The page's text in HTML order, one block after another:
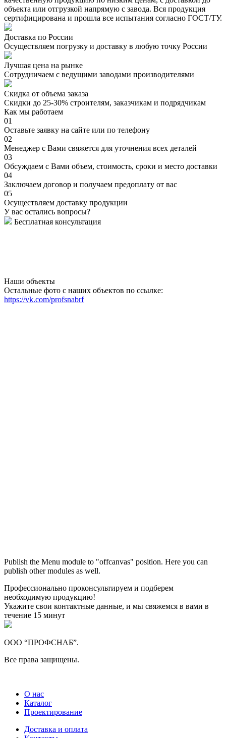
объекта или отгрузкой напрямую с завода. Вся продукция
сертифицирована и прошла все испытания согласно ГОСТ/ТУ.
Доставка по России
Осуществляем погрузку и доставку в любую точку России
Лучшая цена на рынке
Сотрудничаем с ведущими заводами производителями
Скидка от объема заказа
Скидки до 25-30% строителям, заказчикам и подрядчикам
Как мы работаем
01
Оставьте заявку на сайте или по телефону
02
Менеджер с Вами свяжется для уточнения всех деталей
03
Обсуждаем с Вами объем, стоимость, сроки и место доставки
04
Заключаем договор и получаем предоплату от вас
05
Осуществляем доставку продукции
У вас остались вопросы?
Бесплатная консультация
Наши объекты
Остальные фото с наших объектов по ссылке:
https://vk.com/profsnabrf
Publish the Menu module to "offcanvas" position. Here you can
publish other modules as well.
М ● консультант ПРОФСНАБ
Профессионально проконсультируем и подберем
необходимую продукцию!
Укажите свои контактные данные, и мы свяжемся в вами в
течение 15 минут
ООО “ПРОФСНАБ”.
Все права защищены.
О нас
Каталог
Проектирование
Доставка и оплата